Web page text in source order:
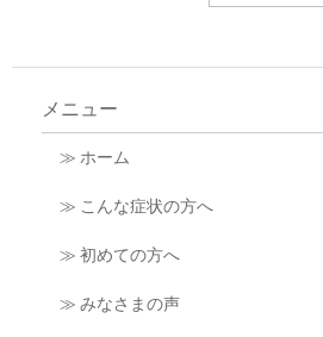
メニュー
≫ ホーム
≫ こんな症状の方へ
≫ 初めての方へ
≫ みなさまの声